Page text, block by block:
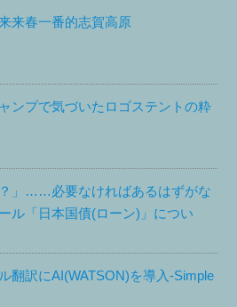
来春一番的志賀高原
ンプで気づいたロゴステントの粋
？」……必要なければあるはずがな
ル「日本国債(ローン)」につい
翻訳にAI(WATSON)を導入-Simple